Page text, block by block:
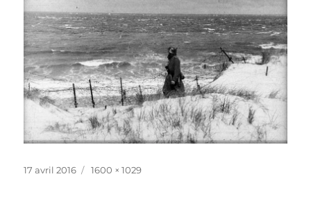
Publié
17 avril 2016
Taille
1600 × 1029